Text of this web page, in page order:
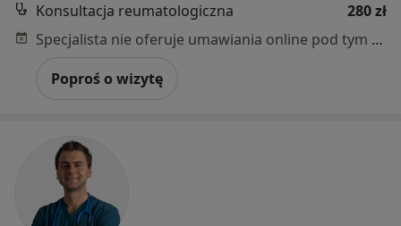
Konsultacja reumatologiczna
280 zł
Specjalista nie oferuje umawiania online pod tym adresem.
Poproś o wizytę